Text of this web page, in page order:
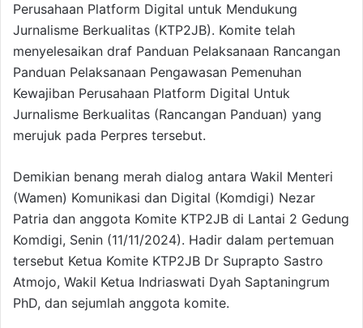
Perusahaan Platform Digital untuk Mendukung
Jurnalisme Berkualitas (KTP2JB). Komite telah
menyelesaikan draf Panduan Pelaksanaan Rancangan
Panduan Pelaksanaan Pengawasan Pemenuhan
Kewajiban Perusahaan Platform Digital Untuk
Jurnalisme Berkualitas (Rancangan Panduan) yang
merujuk pada Perpres tersebut.
Demikian benang merah dialog antara Wakil Menteri
(Wamen) Komunikasi dan Digital (Komdigi) Nezar
Patria dan anggota Komite KTP2JB di Lantai 2 Gedung
Komdigi, Senin (11/11/2024). Hadir dalam pertemuan
tersebut Ketua Komite KTP2JB Dr Suprapto Sastro
Atmojo, Wakil Ketua Indriaswati Dyah Saptaningrum
PhD, dan sejumlah anggota komite.